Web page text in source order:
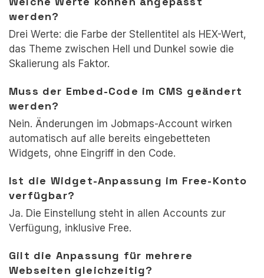
werden?
Drei Werte: die Farbe der Stellentitel als HEX-Wert,
das Theme zwischen Hell und Dunkel sowie die
Skalierung als Faktor.
Muss der Embed-Code im CMS geändert
werden?
Nein. Änderungen im Jobmaps-Account wirken
automatisch auf alle bereits eingebetteten
Widgets, ohne Eingriff in den Code.
Ist die Widget-Anpassung im Free-Konto
verfügbar?
Ja. Die Einstellung steht in allen Accounts zur
Verfügung, inklusive Free.
Gilt die Anpassung für mehrere
Webseiten gleichzeitig?